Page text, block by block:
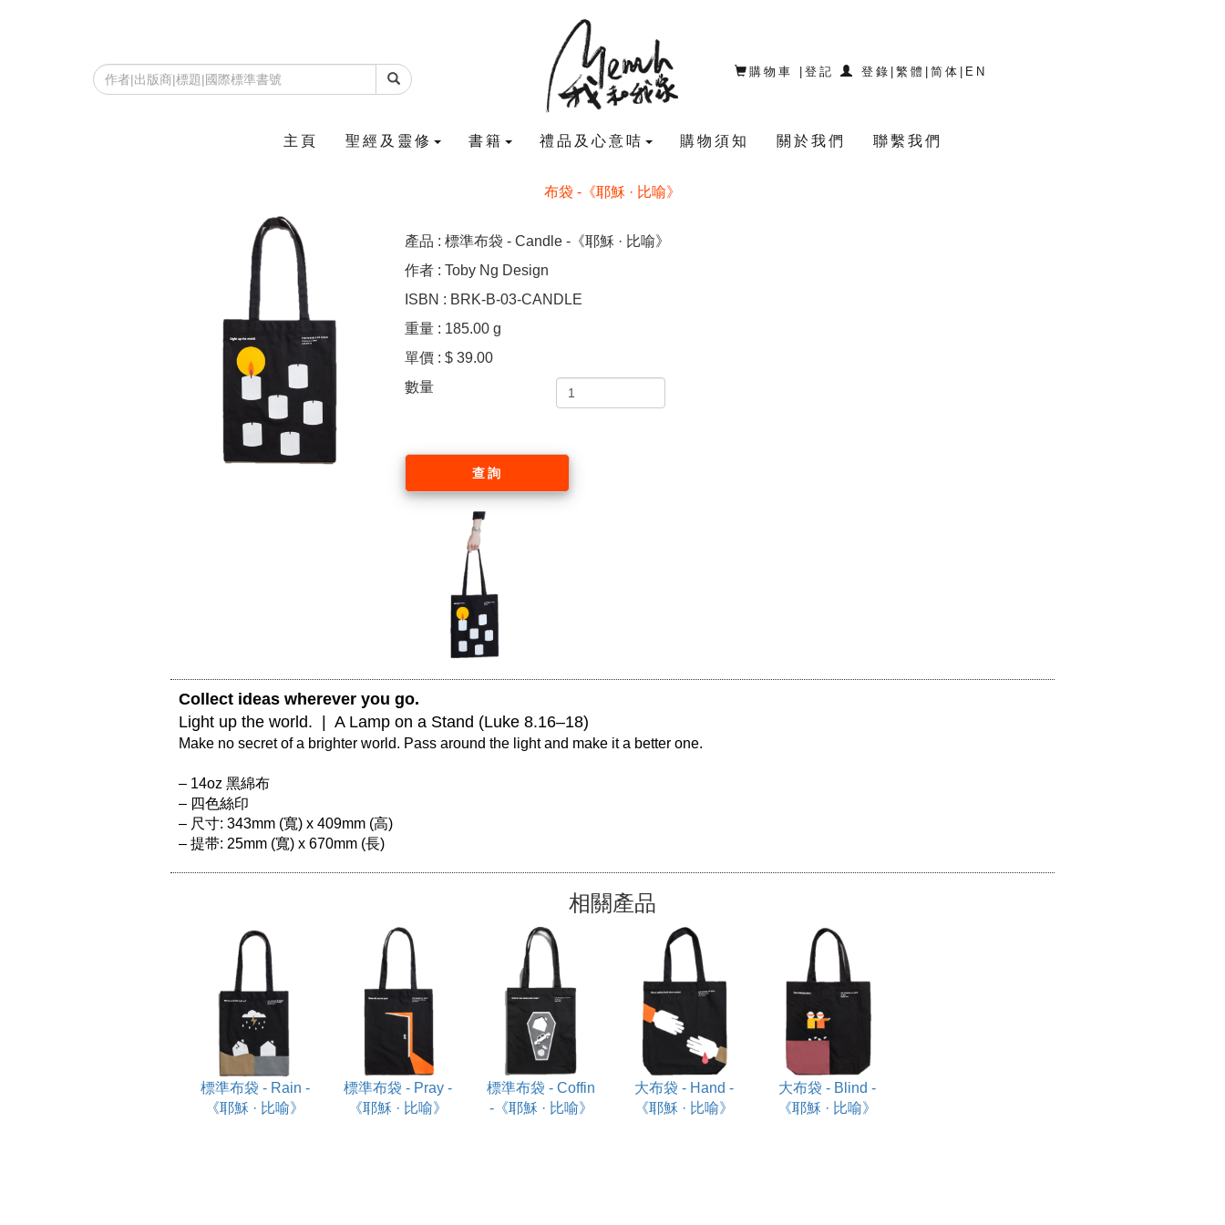
主頁 聖經及靈修 書籍 禮品及心意咭 購物須知 關於我們 聯繫我們
購物車 |登記 登錄 |繁體 |简体 EN
布袋 -《耶穌 · 比喻》
產品 : 標準布袋 - Candle -《耶穌 · 比喻》
作者 : Toby Ng Design
ISBN : BRK-B-03-CANDLE
重量 : 185.00 g
單價 : $ 39.00
數量
查詢
Collect ideas wherever you go.
Light up the world.  |  A Lamp on a Stand (Luke 8.16–18)
Make no secret of a brighter world. Pass around the light and make it a better one.
– 14oz 黑綿布
– 四色絲印
– 尺寸: 343mm (寬) x 409mm (高)
– 提带: 25mm (寬) x 670mm (長)
相關產品
標準布袋 - Rain -
《耶穌 · 比喻》
標準布袋 - Pray -
《耶穌 · 比喻》
標準布袋 - Coffin
-《耶穌 · 比喻》
大布袋 - Hand -
《耶穌 · 比喻》
大布袋 - Blind -
《耶穌 · 比喻》